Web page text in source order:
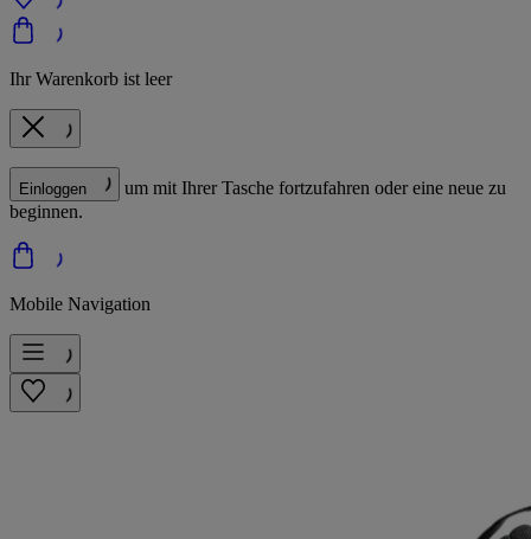
Ihr Warenkorb ist leer
Einloggen
um mit Ihrer Tasche fortzufahren oder eine neue zu
beginnen.
Mobile Navigation